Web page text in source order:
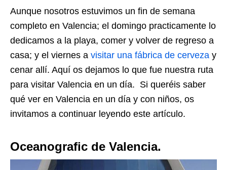
Aunque nosotros estuvimos un fin de semana
completo en Valencia; el domingo practicamente lo
dedicamos a la playa, comer y volver de regreso a
casa; y el viernes a visitar una fábrica de cerveza y
cenar allí. Aquí os dejamos lo que fue nuestra ruta
para visitar Valencia en un día. Si queréis saber
qué ver en Valencia en un día y con niños, os
invitamos a continuar leyendo este artículo.
Oceanografic de Valencia.